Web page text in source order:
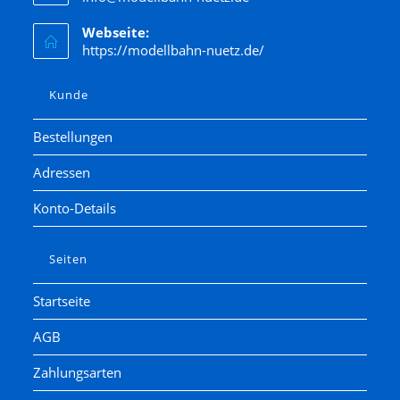
Webseite:
https://modellbahn-nuetz.de/
Kunde
Bestellungen
Adressen
Konto-Details
Seiten
Startseite
AGB
Zahlungsarten